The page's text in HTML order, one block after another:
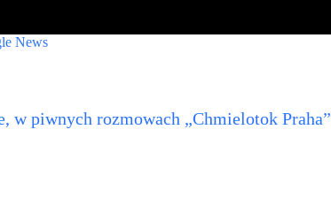
News
w piwnych rozmowach „Chmielotok Praha”